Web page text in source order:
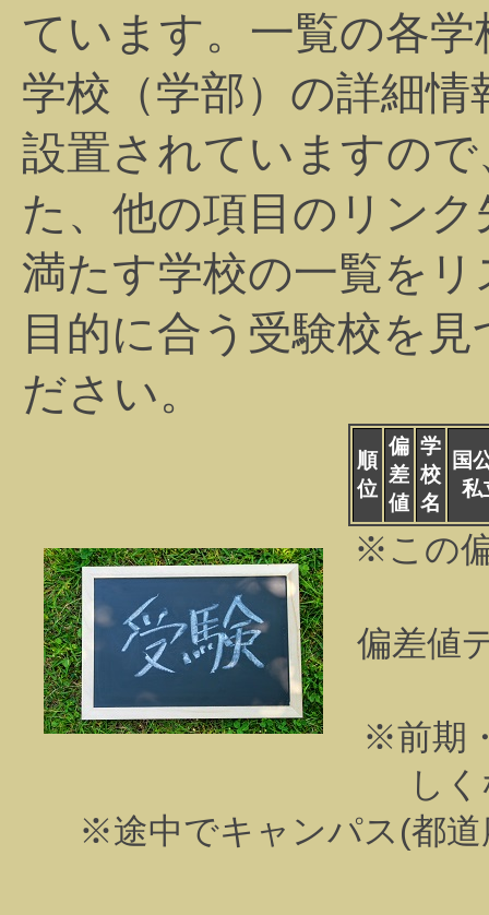
ています。一覧の各
学校（学部）の詳細
設置されていますの
た、他の項目のリン
満たす学校の一覧を
目的に合う受験校を
ださい。
順
位
偏
差
値
学
校
名
国
私
※この
偏差値
※前期
し
※途中でキャンパス(都